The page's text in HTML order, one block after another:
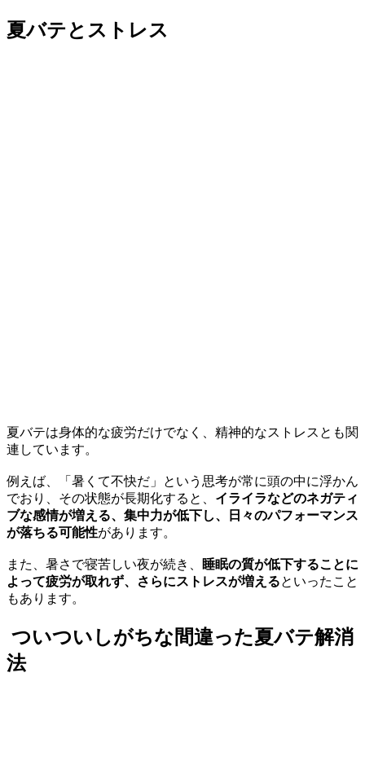
夏バテとストレス
夏バテは身体的な疲労だけでなく、精神的なストレスとも関
連しています。
例えば、「暑くて不快だ」という思考が常に頭の中に浮かん
でおり、その状態が長期化すると、 イライラなどのネガティ
ブな感情が増える、集中力が低下し、日々のパフォーマンス
が落ちる可能性があります。
また、暑さで寝苦しい夜が続き、
睡眠の質が低下することに
よって疲労が取れず、さらにストレスが増えるといったこと
もあります。
ついついしがちな間違った夏バテ解消
法